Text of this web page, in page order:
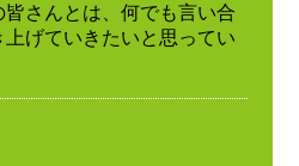
皆さんとは、何でも言い合
げていきたいと思ってい